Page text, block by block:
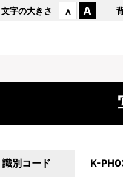
文字の大きさ A A
識別コード K-